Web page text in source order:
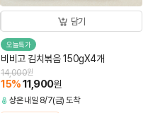
담기
오늘특가
비비고 김치볶음 150gX4개
14,000원
15%11,900원
상온 내일 8/7(금) 도착